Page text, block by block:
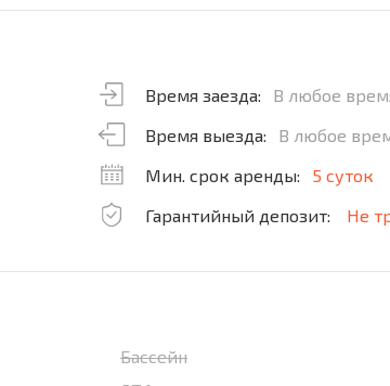
Время заезда:
В любое
Время выезда:
В любое
Мин. срок аренды:
5 суток
Гарантийный депозит:
Не
Бассейн